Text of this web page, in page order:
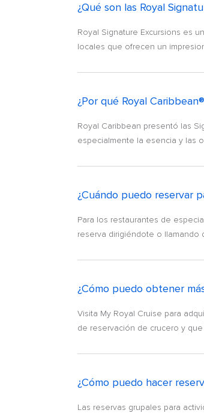
¿Qué son las Royal
Royal Signature Excursions es
locales que ofrecen un
¿Por qué Royal
Royal Caribbean presentó las
especialmente la esencia y las
¿Cuándo puedo reservar
Para los restaurantes de
reserva dirigiéndote o llamando
¿Cómo puedo obtener
Visita My Royal Cruise para
de reservación de crucero y
¿Cómo puedo hacer
Las reservas grupales para